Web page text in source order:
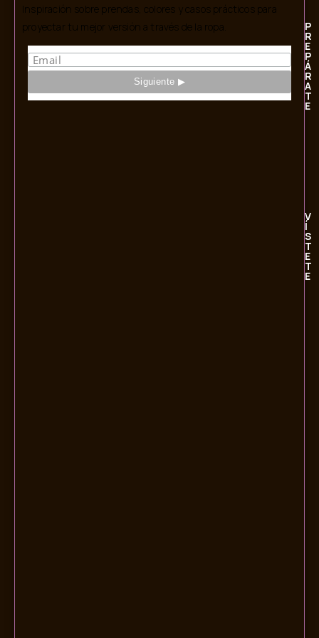
Inspiración sobre prendas, colores y casos prácticos para
proyectar tu mejor versión a través de la ropa.
P
R
E
P
Á
R
A
T
E
V
Í
S
T
E
T
E